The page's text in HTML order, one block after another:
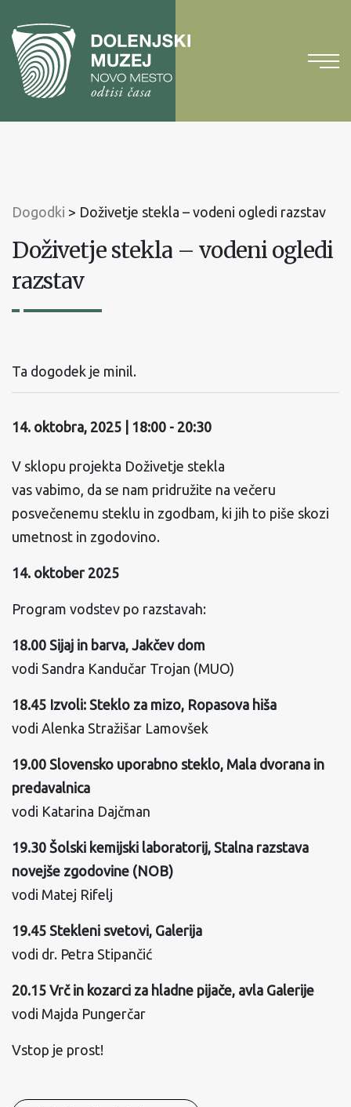
vsebinoNa
glavni
meni
Dogodki > Doživetje stekla – vodeni ogledi razstav
Doživetje stekla – vodeni ogledi
razstav
Ta dogodek je minil.
14. oktobra, 2025 | 18:00 - 20:30
V sklopu projekta Doživetje stekla
vas vabimo, da se nam pridružite na večeru
posvečenemu steklu in zgodbam, ki jih to piše skozi
umetnost in zgodovino.
14. oktober 2025
Program vodstev po razstavah:
18.00 Sijaj in barva, Jakčev dom
vodi Sandra Kandučar Trojan (MUO)
18.45 Izvoli: Steklo za mizo, Ropasova hiša
vodi Alenka Stražišar Lamovšek
19.00 Slovensko uporabno steklo, Mala dvorana in
predavalnica
vodi Katarina Dajčman
19.30 Šolski kemijski laboratorij, Stalna razstava
novejše zgodovine (NOB)
vodi Matej Rifelj
19.45 Stekleni svetovi, Galerija
vodi dr. Petra Stipančić
20.15 Vrč in kozarci za hladne pijače, avla Galerije
vodi Majda Pungerčar
Vstop je prost!